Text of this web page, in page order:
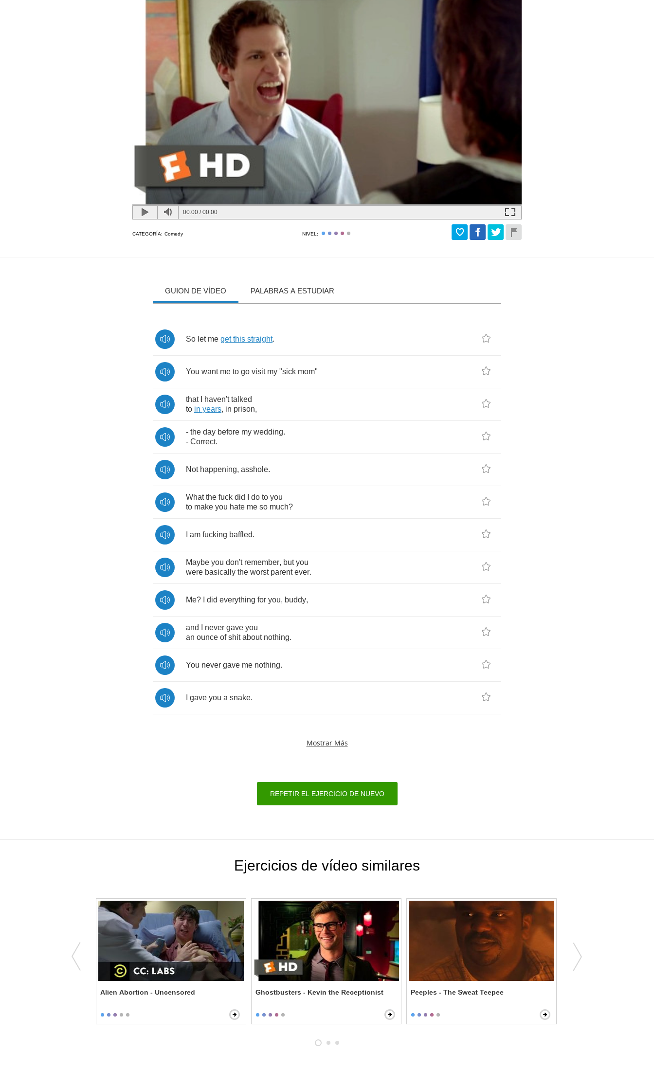
00:00 /00:00
CATEGORÍA: Comedy NIVEL:
GUION DE VÍDEO PALABRAS A ESTUDIAR
So let me get this straight.
You want me to go visit my "sick mom"
that haven't talked
to in years, in prison,
- the day before my wedding.
- Correct.
Not happening, asshole.
What the fuck did do to you
to make you hate me so much?
am fucking baffled.
Maybe you don't remember, but you
were basically the worst parent ever.
Me? did everything for you, buddy,
and never gave you
an ounce of shit about nothing.
You never gave me nothing.
gave you a snake.
Mostrar Más
REPETIR EL EJERCICIO DE NUEVO
Ejercicios de vídeo similares
Alien Abortion - Uncensored Ghostbusters - Kevin the Receptionist Peeples - The Sweat Teepee